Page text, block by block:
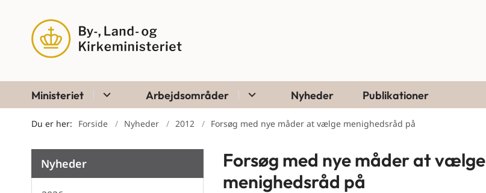
Ministeriet Arbejdsområder Nyheder Publikationer
Du er her: Forside Nyheder 2012 Forsøg med nye måder at vælge menighedsråd på
Nyheder
Forsøg med nye måder at vælge
menighedsråd på